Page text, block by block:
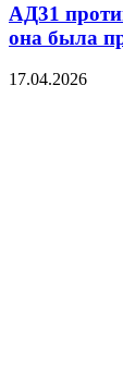
АД31
она была
17.04.2026